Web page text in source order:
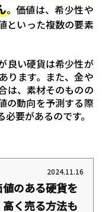
。価値は、希少性や
といった複数の要素
良い硬貨は希少性が
ります。また、金や
は、素材そのものの
の動向を予測する際
要があるのです。
2024.11.16
値のある硬貨を
く売る方法も